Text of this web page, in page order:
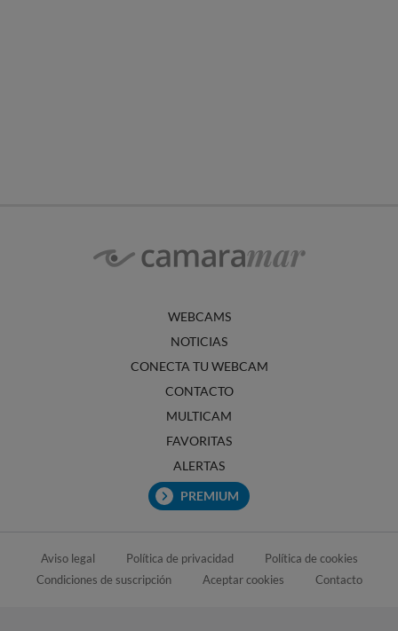
WEBCAMS
NOTICIAS
CONECTA TU WEBCAM
CONTACTO
MULTICAM
FAVORITAS
ALERTAS
PREMIUM
Aviso legal Política de privacidad
Política de cookies
Condiciones de suscripción
Aceptar cookies Contacto